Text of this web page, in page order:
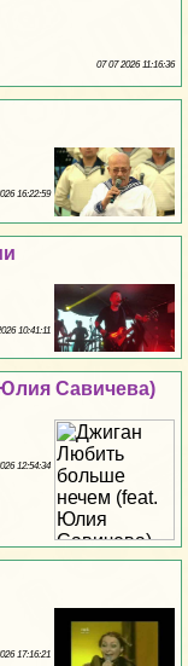
07 07 2026 11:16:36
16:22:59
10:41:11
Савичева)
12:54:34
17:16:21